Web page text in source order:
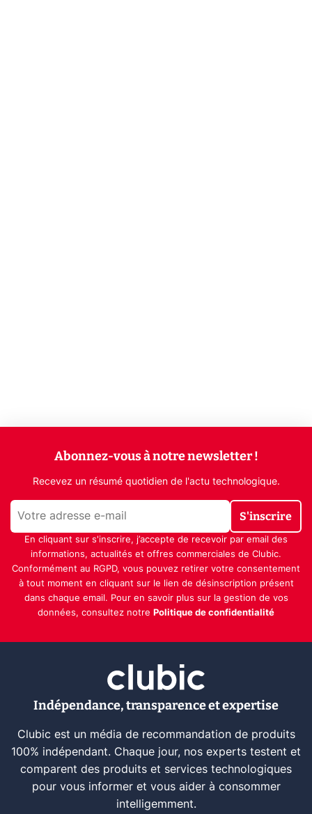
Abonnez-vous à notre newsletter !
Recevez un résumé quotidien de l'actu technologique.
S'inscrire
En cliquant sur s'inscrire, j’accepte de recevoir par email des
informations, actualités et offres commerciales de Clubic.
Conformément au RGPD, vous pouvez retirer votre consentement
à tout moment en cliquant sur le lien de désinscription présent
dans chaque email. Pour en savoir plus sur la gestion de vos
données, consultez notre Politique de confidentialité
Indépendance, transparence et expertise
Clubic est un média de recommandation de produits
100% indépendant. Chaque jour, nos experts testent et
comparent des produits et services technologiques
pour vous informer et vous aider à consommer
intelligemment.